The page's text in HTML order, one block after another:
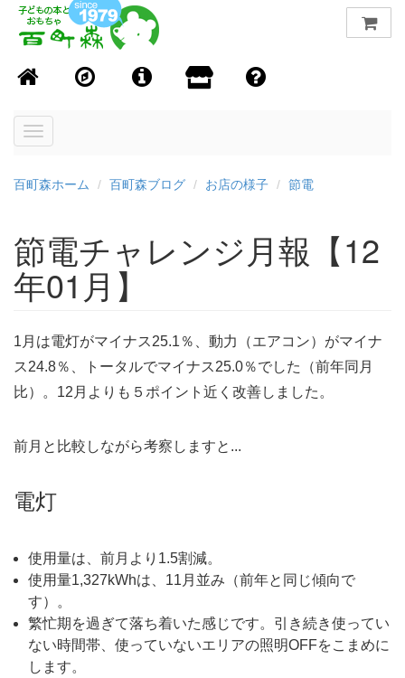
Toggle
百町森ホーム 百町森ブログ お店の様子 節電
節電チャレンジ月報【12
年01月】
1月は電灯がマイナス25.1％、動力（エアコン）がマイナ
ス24.8％、トータルでマイナス25.0％でした（前年同月
比）。12月よりも５ポイント近く改善しました。
前月と比較しながら考察しますと...
電灯
使用量は、前月より1.5割減。
使用量1,327kWhは、11月並み（前年と同じ傾向で
す）。
繁忙期を過ぎて落ち着いた感じです。引き続き使ってい
ない時間帯、使っていないエリアの照明OFFをこまめに
します。